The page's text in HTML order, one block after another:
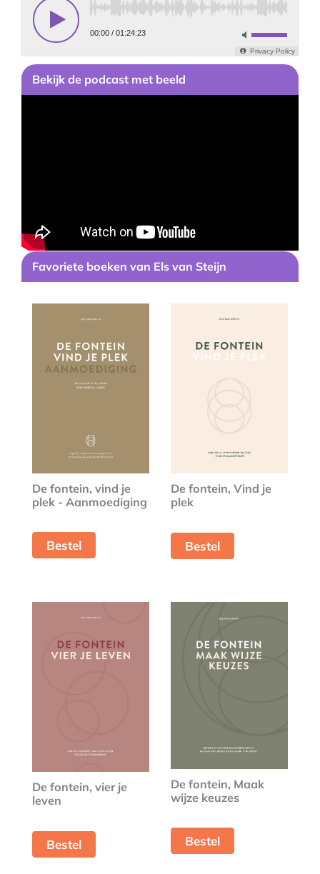
Bekijk de podcast met beeld
Favoriete boeken van Els van Steijn
De fontein, vind je
plek - Aanmoediging
Bestel
De fontein, Vind je
plek
Bestel
De fontein, vier je
leven
Bestel
De fontein, Maak
wijze keuzes
Bestel